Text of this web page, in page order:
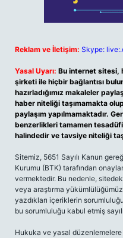
Reklam ve İletişim: Skype:
Yasal Uyarı: Bu internet sitesi,
şirketi ile hiçbir bağlantısı
hazırladığımız makaleler
haber niteliği taşımamakta
paylaşım yapılmamaktadır.
benzerlikleri tamamen
halindedir ve tavsiye niteliği
Sitemiz, 5651 Sayılı Kanun
Kurumu (BTK) tarafından
vermektedir. Bu nedenle,
veya araştırma
yazdıkları içeriklerin
bu sorumluluğu kabul etmiş
Hukuka ve yasal düzenlemelere